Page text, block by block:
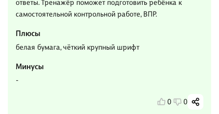
ответы. Тренажёр поможет подготовить ребёнка к
самостоятельной контрольной работе, ВПР.
Плюсы
белая бумага, чёткий крупный шрифт
Минусы
-
0 0